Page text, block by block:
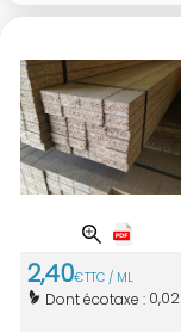
2,40€TTC / ML
Dont écotaxe : 0,02